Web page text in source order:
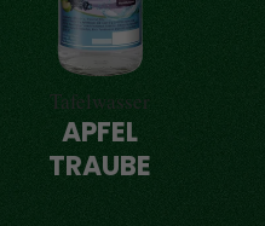
Tafelwasser
APFEL
TRAUBE